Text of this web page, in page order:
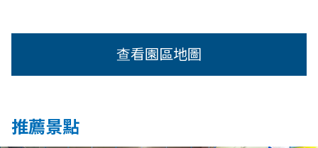
查看園區地圖
推薦景點